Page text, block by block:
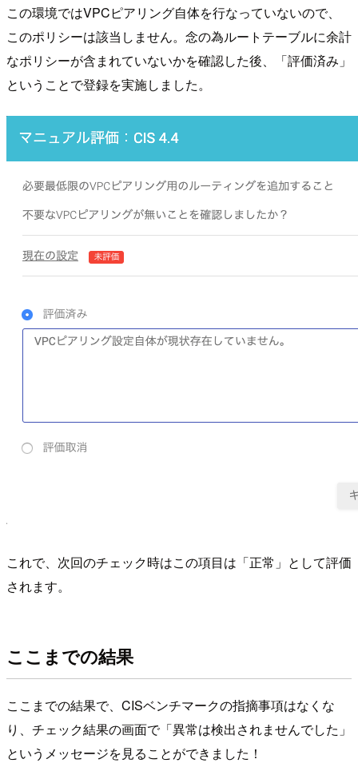
この環境ではVPCピアリング自体を行なっていないので、
このポリシーは該当しません。念の為ルートテーブルに余計
なポリシーが含まれていないかを確認した後、「評価済み」
ということで登録を実施しました。
これで、次回のチェック時はこの項目は「正常」として評価
されます。
ここまでの結果
ここまでの結果で、CISベンチマークの指摘事項はなくな
り、チェック結果の画面で「異常は検出されませんでした」
というメッセージを見ることができました！